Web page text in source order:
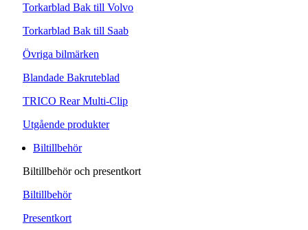
Torkarblad Bak till Volvo
Torkarblad Bak till Saab
Övriga bilmärken
Blandade Bakruteblad
TRICO Rear Multi-Clip
Utgående produkter
Biltillbehör
Biltillbehör och presentkort
Biltillbehör
Presentkort